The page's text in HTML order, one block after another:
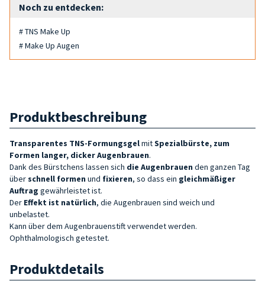
Noch zu entdecken:
# TNS Make Up
# Make Up Augen
Produktbeschreibung
Transparentes TNS-FormungsgelmitSpezialbürste, zum
Formen langer, dicker Augenbrauen.
Dank des Bürstchens lassen sich die Augenbrauen den ganzen Tag
überschnell formen und fixieren, so dass ein gleichmäßiger
Auftrag gewährleistet ist.
Der Effekt ist natürlich, die Augenbrauen sind weich und
unbelastet.
Kann über dem Augenbrauenstift verwendet werden.
Ophthalmologisch getestet.
Produktdetails